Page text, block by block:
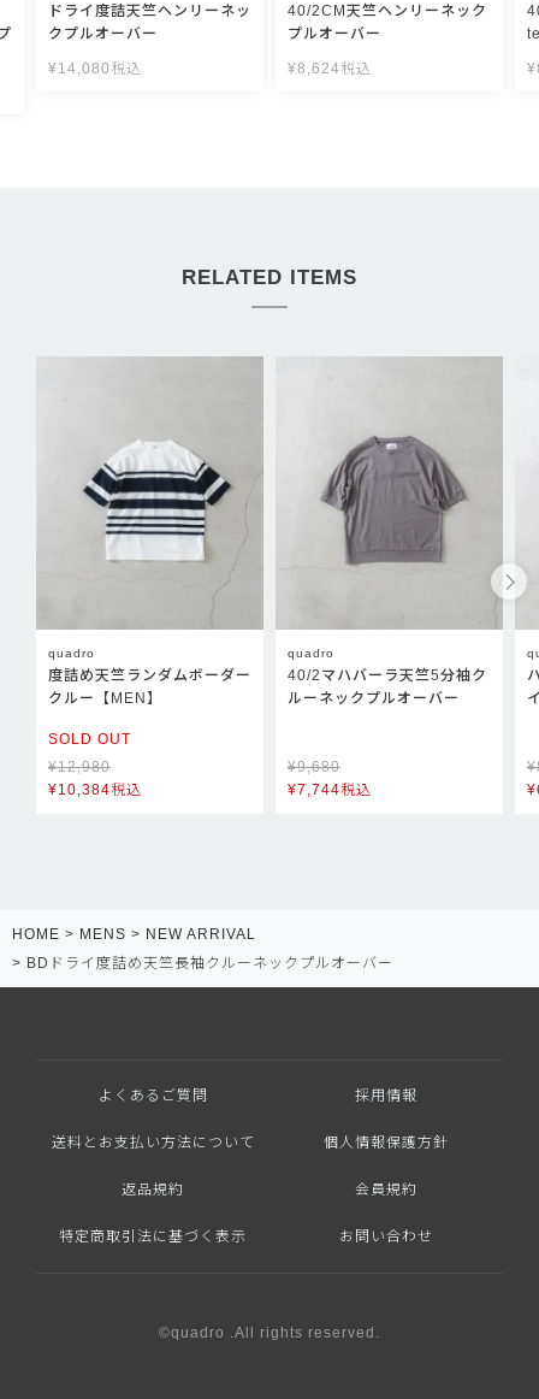
ドライ度詰天竺ヘンリーネッ
クプルオーバー
¥14,080 税込
40/2CM天竺ヘンリーネック
プルオーバー
¥8,624税込 ¥
RELATED ITEMS
quadro
度詰め天竺ランダムボーダー
クルー【MEN】
SOLD OUT
¥12,980
¥10,384税込
quadro
40/2マハバーラ天竺5分袖ク
ルーネックプルオーバー
¥9,680
¥7,744税込
¥
¥
HOME MENS
NEW ARRIVAL
BDドライ度詰め天竺長袖クルーネックプルオーバー
よくあるご質問 採用情報
送料とお支払い方法について 個人情報保護方針
返品規約 会員規約
特定商取引法に基づく表示 お問い合わせ
©quadro .All rights reserved.